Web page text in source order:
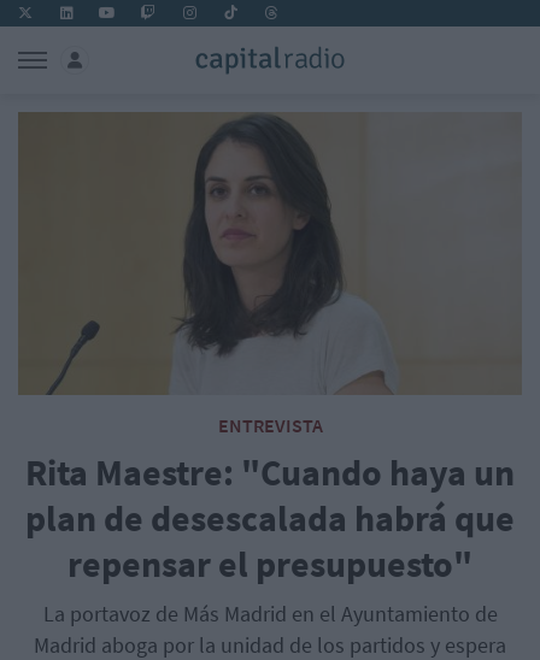
ENTREVISTA
Rita Maestre: "Cuando haya un
plan de desescalada habrá que
repensar el presupuesto"
La portavoz de Más Madrid en el Ayuntamiento de
Madrid aboga por la unidad de los partidos y espera